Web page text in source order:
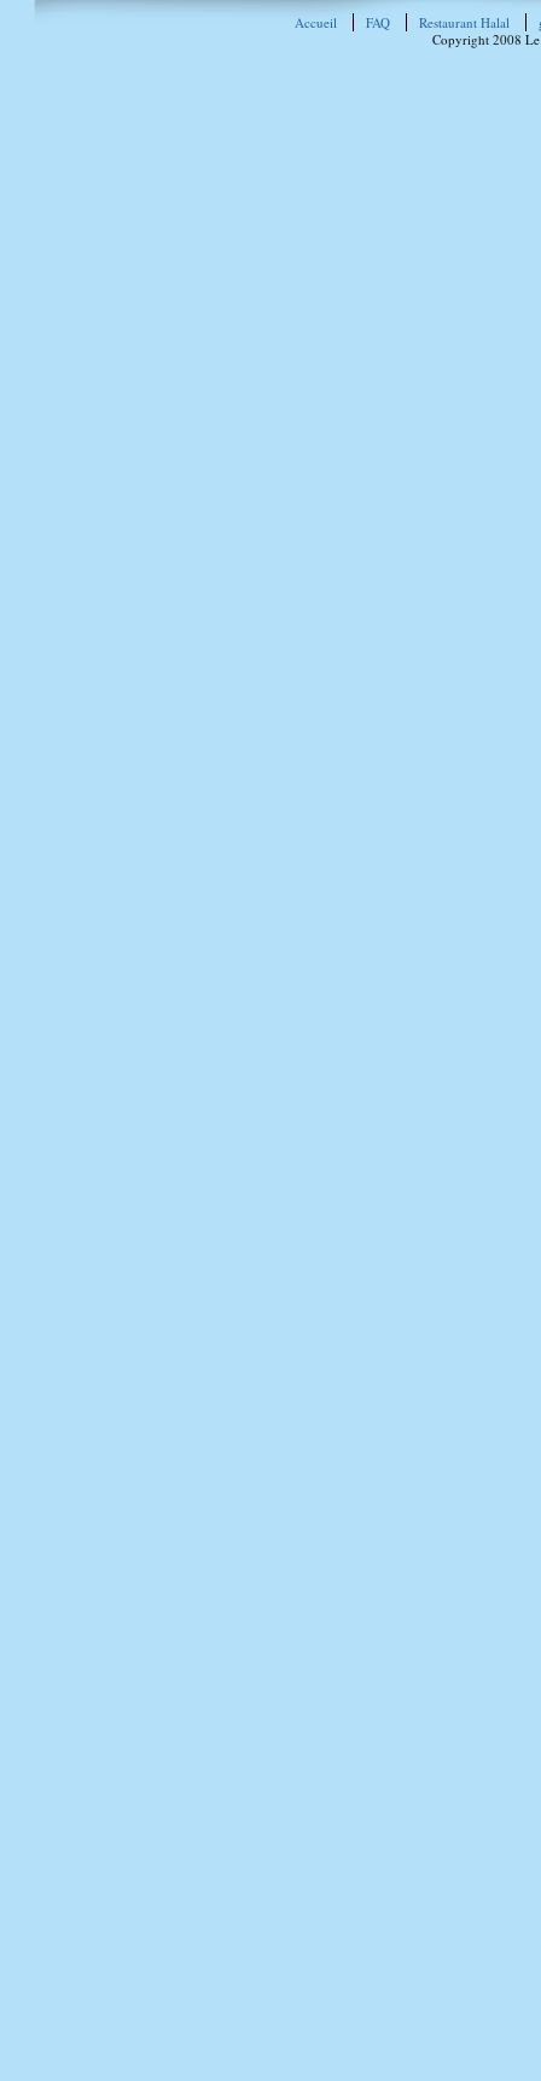
Accueil FAQ Restaurant Halal
Copyright 2008